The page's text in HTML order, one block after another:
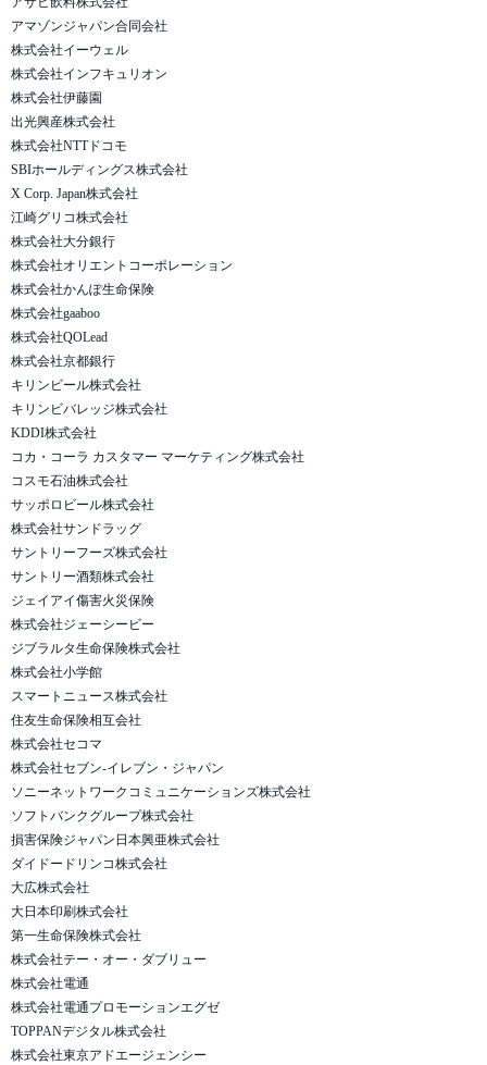
アマゾンジャパン合同会社
株式会社イーウェル
株式会社インフキュリオン
株式会社伊藤園
出光興産株式会社
株式会社NTTドコモ
SBIホールディングス株式会社
X Corp. Japan株式会社
江崎グリコ株式会社
株式会社大分銀行
株式会社オリエントコーポレーション
株式会社かんぽ生命保険
株式会社gaaboo
株式会社QOLead
株式会社京都銀行
キリンビール株式会社
キリンビバレッジ株式会社
KDDI株式会社
コカ・コーラ カスタマー マーケティング株式会社
コスモ石油株式会社
サッポロビール株式会社
株式会社サンドラッグ
サントリーフーズ株式会社
サントリー酒類株式会社
ジェイアイ傷害火災保険
株式会社ジェーシービー
ジブラルタ生命保険株式会社
株式会社小学館
スマートニュース株式会社
住友生命保険相互会社
株式会社セコマ
株式会社セブン‐イレブン・ジャパン
ソニーネットワークコミュニケーションズ株式会社
ソフトバンクグループ株式会社
損害保険ジャパン日本興亜株式会社
ダイドードリンコ株式会社
大広株式会社
大日本印刷株式会社
第一生命保険株式会社
株式会社テー・オー・ダブリュー
株式会社電通
株式会社電通プロモーションエグゼ
TOPPANデジタル株式会社
株式会社東京アドエージェンシー